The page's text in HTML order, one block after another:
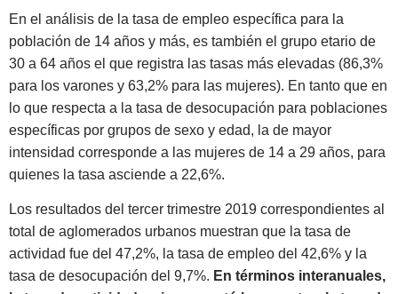
En el análisis de la tasa de empleo específica para la
población de 14 años y más, es también el grupo etario de
30 a 64 años el que registra las tasas más elevadas (86,3%
para los varones y 63,2% para las mujeres). En tanto que en
lo que respecta a la tasa de desocupación para poblaciones
específicas por grupos de sexo y edad, la de mayor
intensidad corresponde a las mujeres de 14 a 29 años, para
quienes la tasa asciende a 22,6%.
Los resultados del tercer trimestre 2019 correspondientes al
total de aglomerados urbanos muestran que la tasa de
actividad fue del 47,2%, la tasa de empleo del 42,6% y la
tasa de desocupación del 9,7%. En términos interanuales,